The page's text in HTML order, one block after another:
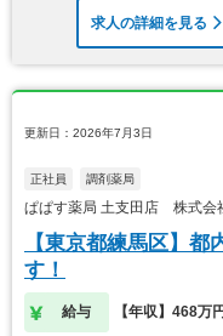
求人の詳細を見る
更新日：2026年7月3日
正社員 調剤薬局
ぱぱす薬局 土支田店 株式会
【東京都練馬区】
す！
給与 【年収】468万